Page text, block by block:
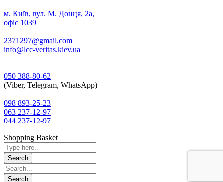
м. Київ, вул. М. Донця, 2а,
офіс 1039
2371297@gmail.com
info@lcc-veritas.kiev.ua
050 388-80-62
(Viber, Telegram, WhatsApp)
098 893-25-23
063 237-12-97
044 237-12-97
Shopping Basket